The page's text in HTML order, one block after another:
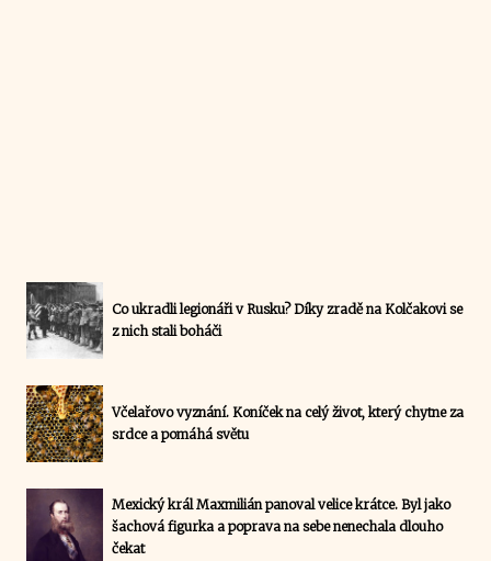
Co ukradli legionáři v Rusku? Díky zradě na Kolčakovi se
z nich stali boháči
Včelařovo vyznání. Koníček na celý život, který chytne za
srdce a pomáhá světu
Mexický král Maxmilián panoval velice krátce. Byl jako
šachová figurka a poprava na sebe nenechala dlouho
čekat